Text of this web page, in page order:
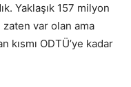
Yaklaşık 157 milyon
var olan ama
kısmı ODTÜ’ye kadar